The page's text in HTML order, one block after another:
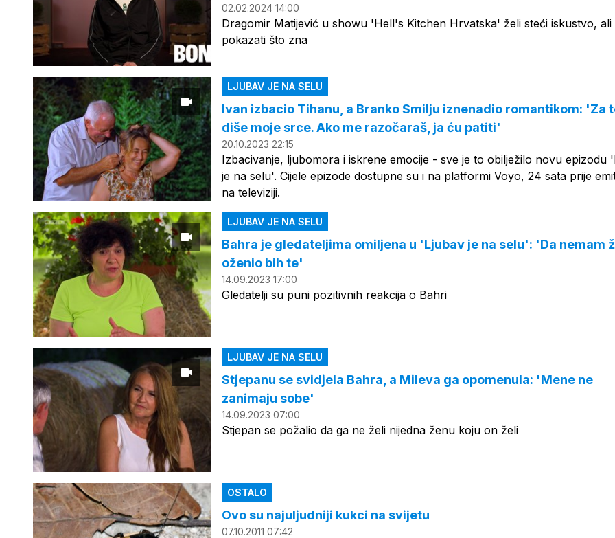
02.02.2024 14:00
Dragomir Matijević u showu 'Hell's Kitchen Hrvatska' želi steći iskustvo, ali
pokazati što zna
LJUBAV JE NA SELU
Ivan izbacio Tihanu, a Branko Smilju iznenadio romantikom: 'Za
diše moje srce. Ako me razočaraš, ja ću patiti'
20.10.2023 22:15
Izbacivanje, ljubomora i iskrene emocije - sve je to obilježilo novu epizodu
je na selu'. Cijele epizode dostupne su i na platformi Voyo, 24 sata prije
na televiziji.
LJUBAV JE NA SELU
Bahra je gledateljima omiljena u 'Ljubav je na selu': 'Da nemam
oženio bih te'
14.09.2023 17:00
Gledatelji su puni pozitivnih reakcija o Bahri
LJUBAV JE NA SELU
Stjepanu se svidjela Bahra, a Mileva ga opomenula: 'Mene ne
zanimaju sobe'
14.09.2023 07:00
Stjepan se požalio da ga ne želi nijedna ženu koju on želi
OSTALO
Ovo su najuljudniji kukci na svijetu
07.10.2011 07:42